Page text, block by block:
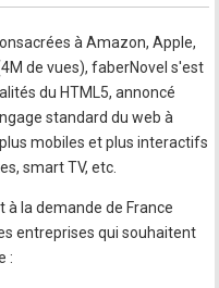
à Amazon, Apple,
de vues), faberNovel s'est
du HTML5, annoncé
standard du web à
mobiles et plus interactifs
smart TV, etc.
à la demande de France
entreprises qui souhaitent
: